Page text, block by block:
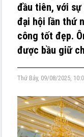
đầu tiên, với sự
đại hội lần thứ
công tốt đẹp.
được bầu giữ
Thứ Bảy, 09/08/2025,